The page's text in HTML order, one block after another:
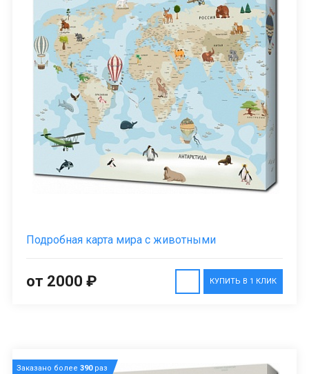
Подробная карта мира с животными
КУПИТЬ В 1 КЛИК
от 2000 ₽
Заказано более 390раз